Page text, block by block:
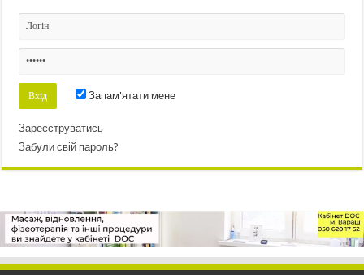
Запам'ятати мене
Зареєструватись
Забули свій пароль?